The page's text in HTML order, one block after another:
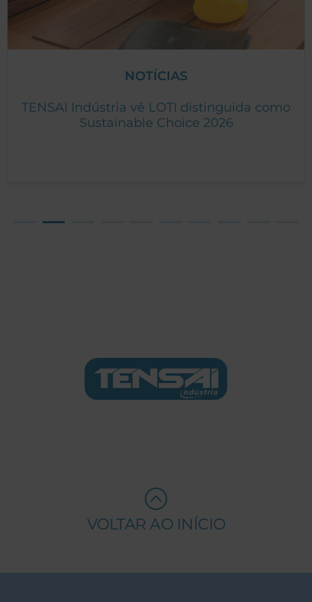
NOTÍCIAS
TENSAI Indústria vê LOTI distinguida como
Sustainable Choice 2026
VOLTAR AO INÍCIO